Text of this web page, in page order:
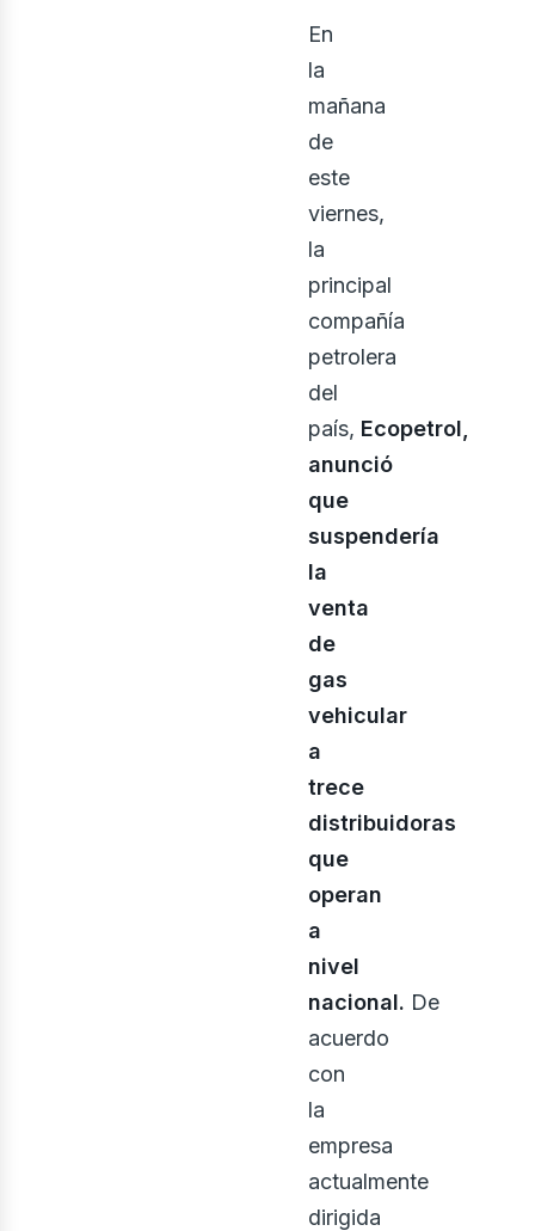
En
la
mañana
de
este
viernes,
la
principal
compañía
petrolera
del
país, Ecopetrol,
anunció
que
suspendería
la
venta
de
gas
vehicular
a
trece
distribuidoras
que
operan
a
nivel
nacional. De
acuerdo
con
la
empresa
actualmente
dirigida